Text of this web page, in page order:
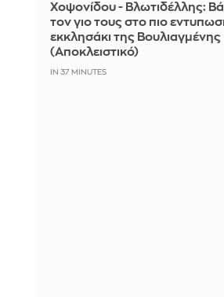
Χοψονίδου - Βλωτιδέλλης:
τον γιο τους στο πιο
εκκλησάκι της Βουλιαγμένης
(Αποκλειστικό)
IN 37 MINUTES